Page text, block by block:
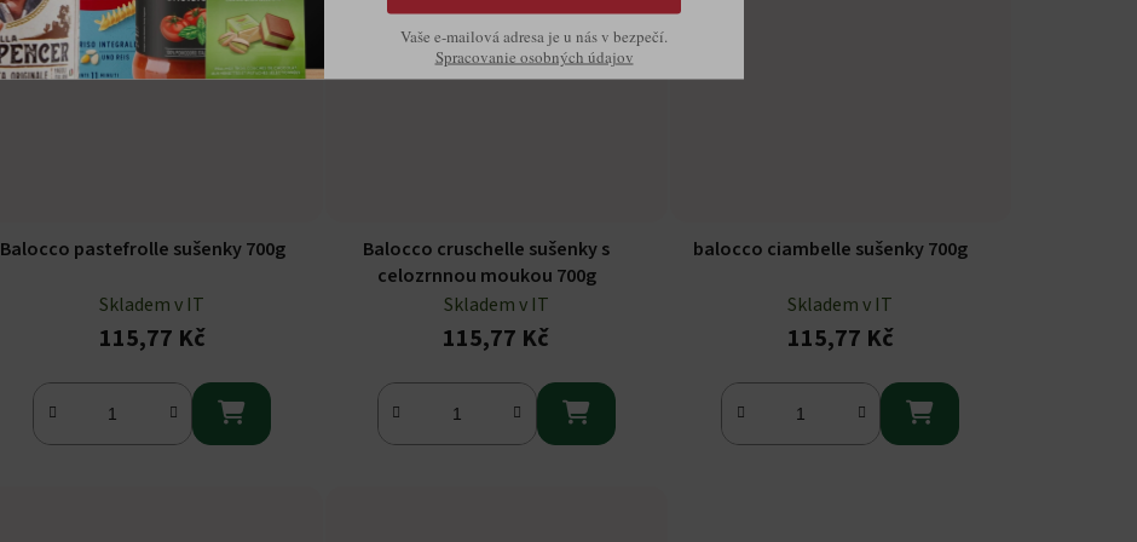
Balocco pastefrolle sušenky 700g
Skladem v IT
115,77 Kč

Balocco cruschelle sušenky s
celozrnnou moukou 700g
Skladem v IT
115,77 Kč

balocco ciambelle sušenky 700g
Skladem v IT
115,77 Kč

Vaše e-mailová adresa je u nás v bezpečí.
Spracovanie osobných údajov